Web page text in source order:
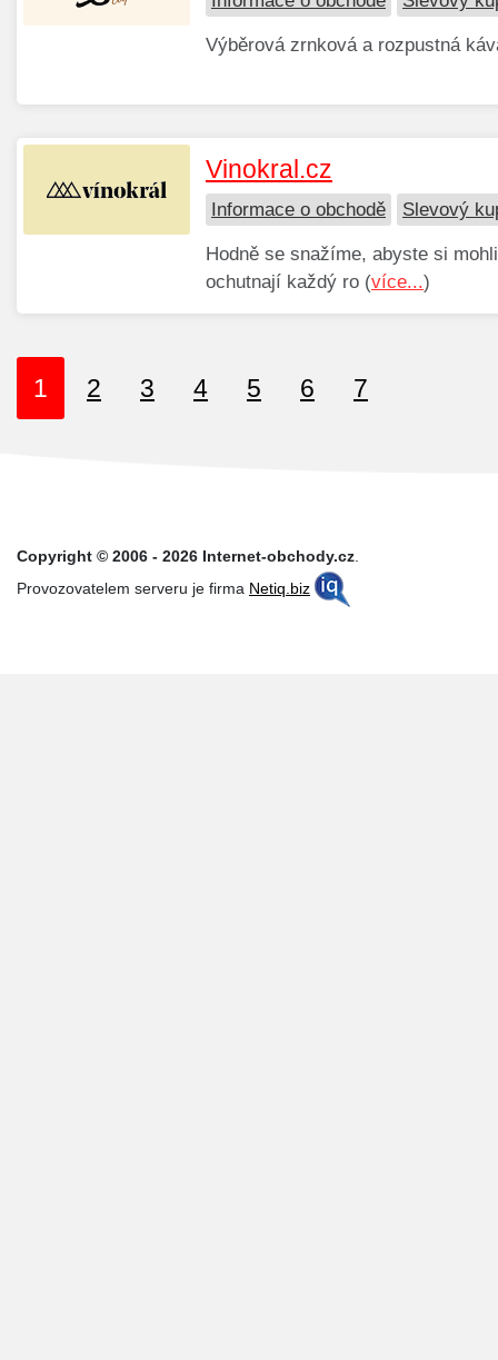
Výběrová zrnková a rozpustná
Vinokral.cz
Informace o obchodě Slevový
Hodně se snažíme, abyste si
ochutnají každý ro (více...)
1 2 3 4 5 6 7
Copyright © 2006 - 2026 Internet-obchody.cz.
Provozovatelem serveru je firma Netiq.biz